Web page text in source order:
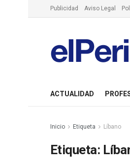
Publicidad Aviso Legal
ACTUALIDAD
Inicio Etiqueta Líbano
Etiqueta: